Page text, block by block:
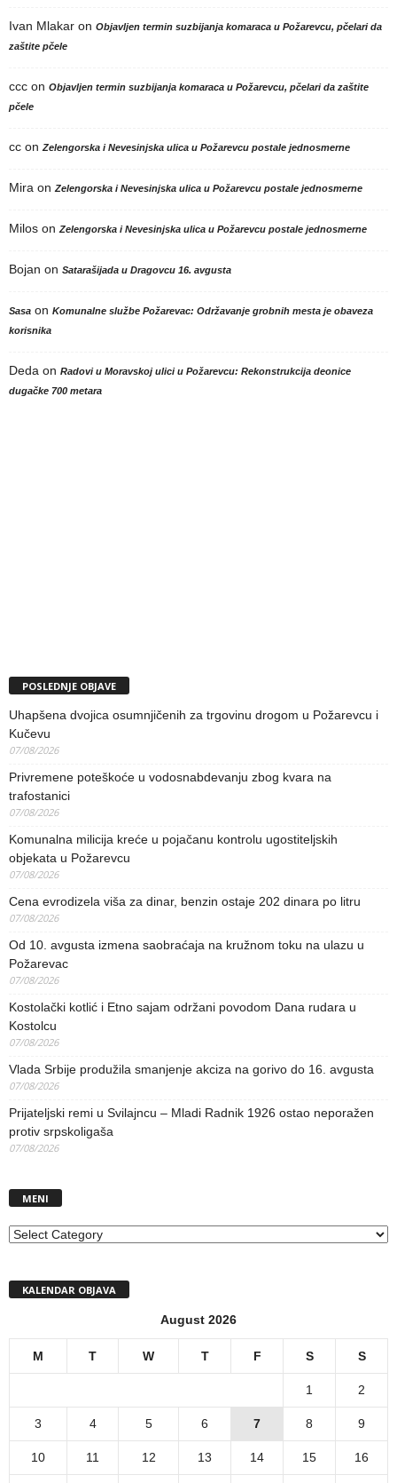
Ivan Mlakar on Objavljen termin suzbijanja komaraca u Požarevcu, pčelari da
zaštite pčele
ccc on Objavljen termin suzbijanja komaraca u Požarevcu, pčelari da zaštite
pčele
cc on Zelengorska i Nevesinjska ulica u Požarevcu postale jednosmerne
Mira on Zelengorska i Nevesinjska ulica u Požarevcu postale jednosmerne
Milos on Zelengorska i Nevesinjska ulica u Požarevcu postale jednosmerne
Bojan on Satarašijada u Dragovcu 16. avgusta
Sasa on Komunalne službe Požarevac: Održavanje grobnih mesta je obaveza
korisnika
Deda on Radovi u Moravskoj ulici u Požarevcu: Rekonstrukcija deonice
dugačke 700 metara
POSLEDNJE OBJAVE
Uhapšena dvojica osumnjičenih za trgovinu drogom u Požarevcu i
Kučevu
07/08/2026
Privremene poteškoće u vodosnabdevanju zbog kvara na
trafostanici
07/08/2026
Komunalna milicija kreće u pojačanu kontrolu ugostiteljskih
objekata u Požarevcu
07/08/2026
Cena evrodizela viša za dinar, benzin ostaje 202 dinara po litru
07/08/2026
Od 10. avgusta izmena saobraćaja na kružnom toku na ulazu u
Požarevac
07/08/2026
Kostolački kotlić i Etno sajam održani povodom Dana rudara u
Kostolcu
07/08/2026
Vlada Srbije produžila smanjenje akciza na gorivo do 16. avgusta
07/08/2026
Prijateljski remi u Svilajncu – Mladi Radnik 1926 ostao neporažen
protiv srpskoligaša
07/08/2026
MENI
MENI
KALENDAR OBJAVA
August 2026
M T W T F S S
1 2
3 4 5 6 7 8 9
10 11 12 13 14 15 16